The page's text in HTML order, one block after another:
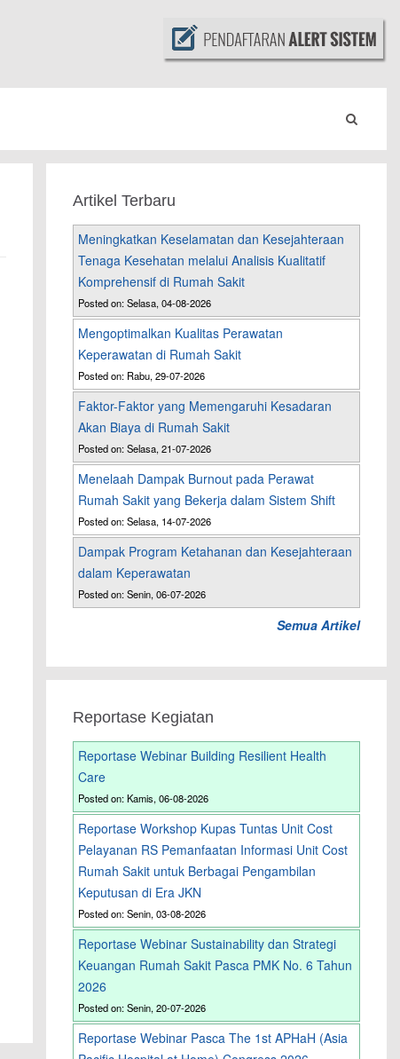
Artikel Terbaru
Meningkatkan Keselamatan dan Kesejahteraan
Tenaga Kesehatan melalui Analisis Kualitatif
Komprehensif di Rumah Sakit
Posted on: Selasa, 04-08-2026
Mengoptimalkan Kualitas Perawatan
Keperawatan di Rumah Sakit
Posted on: Rabu, 29-07-2026
Faktor-Faktor yang Memengaruhi Kesadaran
Akan Biaya di Rumah Sakit
Posted on: Selasa, 21-07-2026
Menelaah Dampak Burnout pada Perawat
Rumah Sakit yang Bekerja dalam Sistem Shift
Posted on: Selasa, 14-07-2026
Dampak Program Ketahanan dan Kesejahteraan
dalam Keperawatan
Posted on: Senin, 06-07-2026
Semua Artikel
Reportase Kegiatan
Reportase Webinar Building Resilient Health
Care
Posted on: Kamis, 06-08-2026
Reportase Workshop Kupas Tuntas Unit Cost
Pelayanan RS Pemanfaatan Informasi Unit Cost
Rumah Sakit untuk Berbagai Pengambilan
Keputusan di Era JKN
Posted on: Senin, 03-08-2026
Reportase Webinar Sustainability dan Strategi
Keuangan Rumah Sakit Pasca PMK No. 6 Tahun
2026
Posted on: Senin, 20-07-2026
Reportase Webinar Pasca The 1st APHaH (Asia